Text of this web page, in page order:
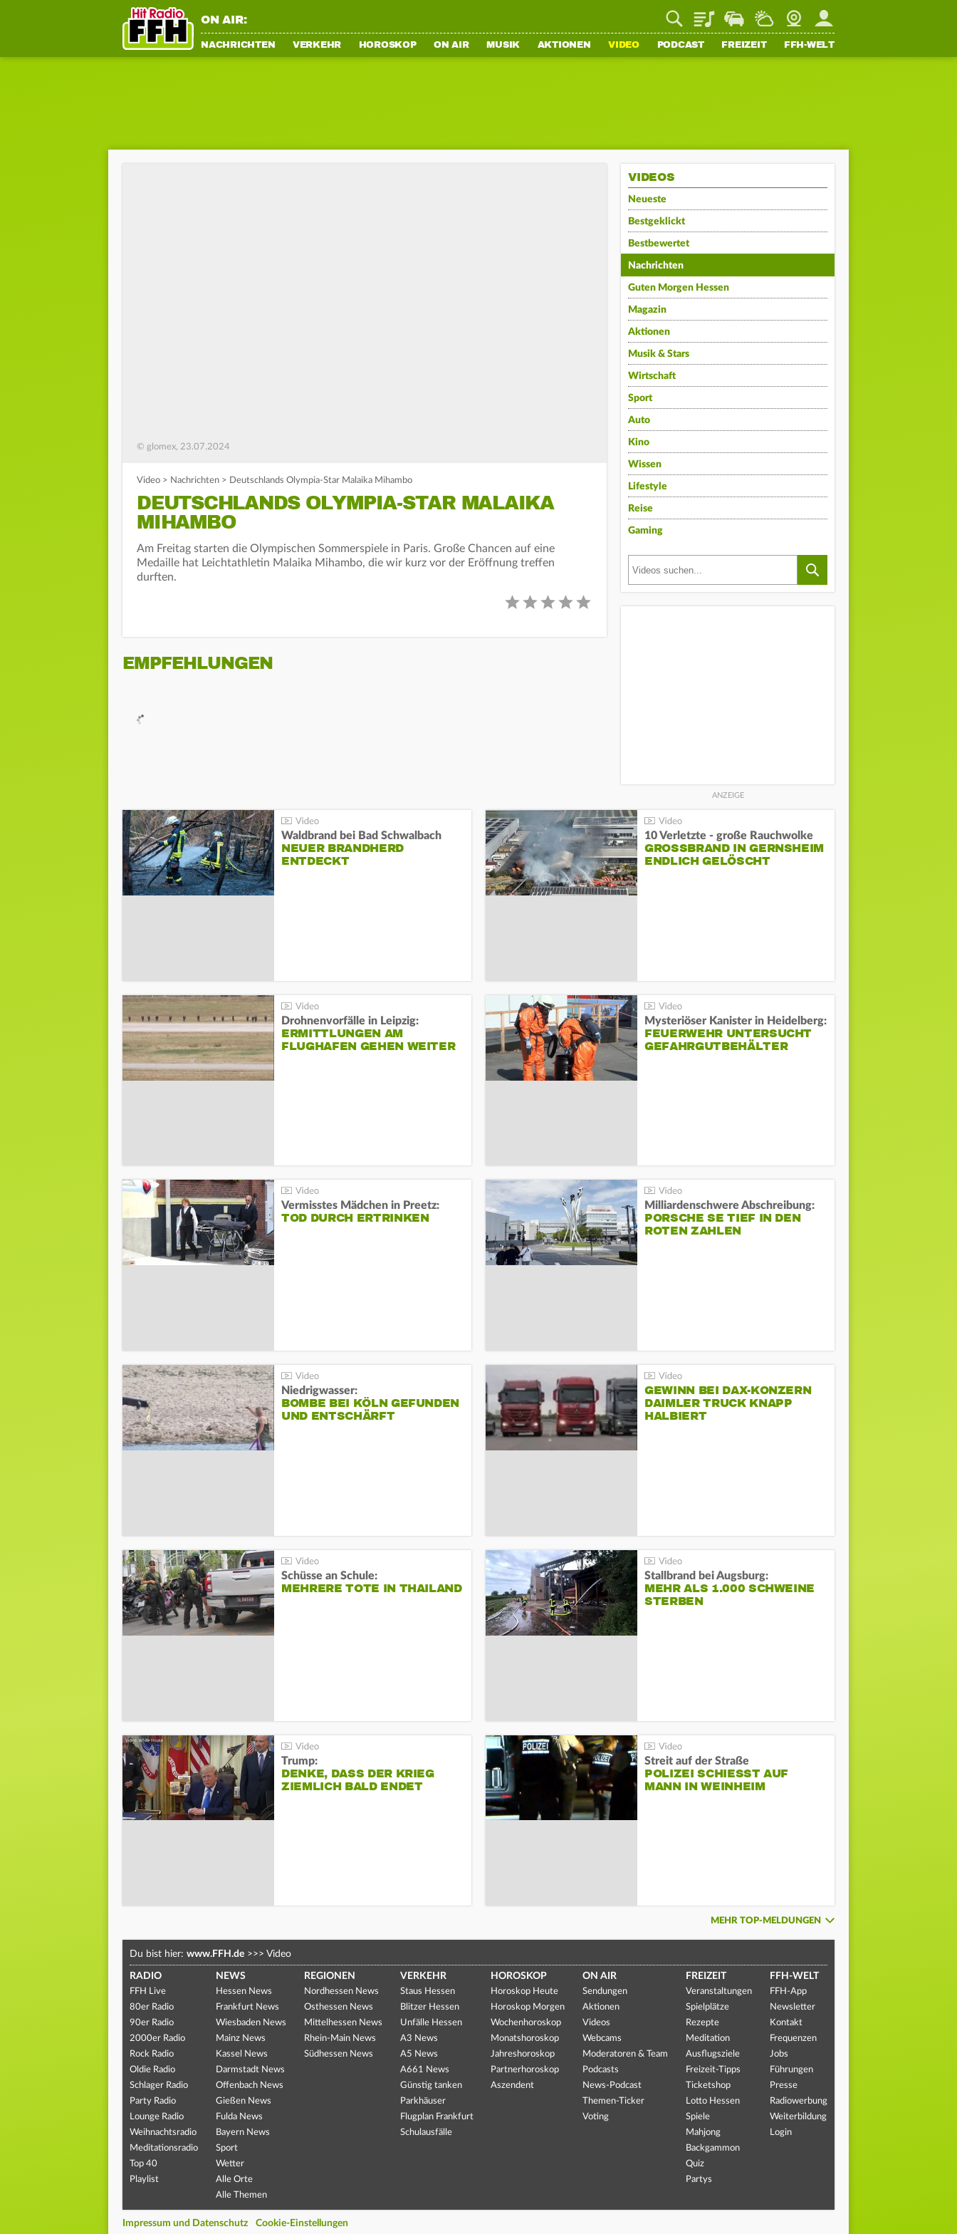
ON AIR: PlaylistStaupilotWetterWebcamMein FFH
NACHRICHTEN VERKEHR HOROSKOP ON AIR MUSIK AKTIONEN VIDEO PODCAST FREIZEIT FFH-WELT
© glomex, 23.07.2024
Video > Nachrichten > Deutschlands Olympia-Star Malaika Mihambo
DEUTSCHLANDS OLYMPIA-STAR MALAIKA
MIHAMBO
Am Freitag starten die Olympischen Sommerspiele in Paris. Große Chancen auf eine
Medaille hat Leichtathletin Malaika Mihambo, die wir kurz vor der Eröffnung treffen
durften.
EMPFEHLUNGEN
VIDEOS
Neueste
Bestgeklickt
Bestbewertet
Nachrichten
Guten Morgen Hessen
Magazin
Aktionen
Musik & Stars
Wirtschaft
Sport
Auto
Kino
Wissen
Lifestyle
Reise
Gaming
Waldbrand bei Bad Schwalbach
NEUER BRANDHERD
ENTDECKT
10 Verletzte - große Rauchwolke
GROSSBRAND IN GERNSHEIM E
NDLICH GELÖSCHT
Drohnenvorfälle in Leipzig:
ERMITTLUNGEN AM
FLUGHAFEN GEHEN WEITER
Mysteriöser Kanister in Heidelberg:
FEUERWEHR UNTERSUCHT
GEFAHRGUTBEHÄLTER
Vermisstes Mädchen in Preetz:
TOD DURCH ERTRINKEN
Milliardenschwere Abschreibung:
PORSCHE SE TIEF IN DEN
ROTEN ZAHLEN
Niedrigwasser:
BOMBE BEI KÖLN GEFUNDEN
UND ENTSCHÄRFT
GEWINN BEI DAX-KONZERN
DAIMLER TRUCK KNAPP
HALBIERT
Schüsse an Schule:
MEHRERE TOTE IN THAILAND
Stallbrand bei Augsburg:
MEHR ALS 1.000 SCHWEINE
STERBEN
Trump:
DENKE, DASS DER KRIEG
ZIEMLICH BALD ENDET
Streit auf der Straße
POLIZEI SCHIESST AUF M
ANN IN WEINHEIM
MEHR TOP-MELDUNGEN
Du bist hier: www.FFH.de >>> Video
RADIO
FFH Live
80er Radio
90er Radio
2000er Radio
Rock Radio
Oldie Radio
Schlager Radio
Party Radio
Lounge Radio
Weihnachtsradio
Meditationsradio
Top 40
Playlist
NEWS
Hessen News
Frankfurt News
Wiesbaden News
Mainz News
Kassel News
Darmstadt News
Offenbach News
Gießen News
Fulda News
Bayern News
Sport
Wetter
Alle Orte
Alle Themen
REGIONEN
Nordhessen News
Osthessen News
Mittelhessen News
Rhein-Main News
Südhessen News
VERKEHR
Staus Hessen
Blitzer Hessen
Unfälle Hessen
A3 News
A5 News
A661 News
Günstig tanken
Parkhäuser
Flugplan Frankfurt
Schulausfälle
HOROSKOP
Horoskop Heute
Horoskop Morgen
Wochenhoroskop
Monatshoroskop
Jahreshoroskop
Partnerhoroskop
Aszendent
ON AIR
Sendungen
Aktionen
Videos
Webcams
Moderatoren & Team
Podcasts
News-Podcast
Themen-Ticker
Voting
FREIZEIT
Veranstaltungen
Spielplätze
Rezepte
Meditation
Ausflugsziele
Freizeit-Tipps
Ticketshop
Lotto Hessen
Spiele
Mahjong
Backgammon
Quiz
Partys
FFH-WELT
FFH-App
Newsletter
Kontakt
Frequenzen
Jobs
Führungen
Presse
Radiowerbung
Weiterbildung
Login
Impressum und Datenschutz Cookie-Einstellungen